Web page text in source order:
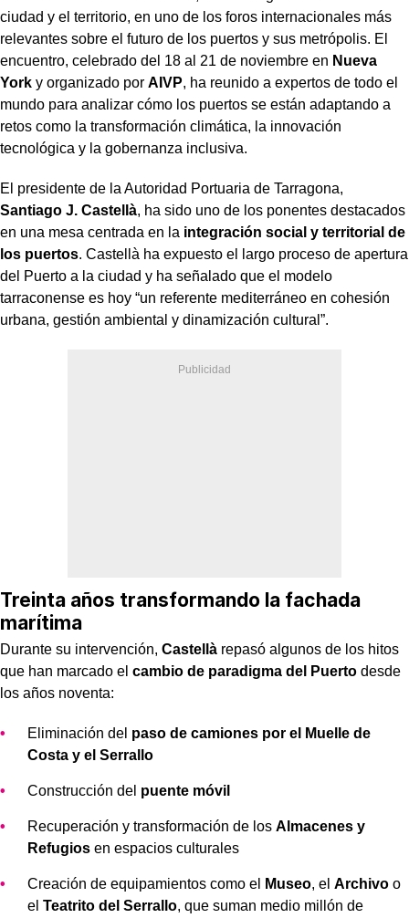
ciudad y el territorio, en uno de los foros internacionales más
relevantes sobre el futuro de los puertos y sus metrópolis. El
encuentro, celebrado del 18 al 21 de noviembre en Nueva
York y organizado por AIVP, ha reunido a expertos de todo el
mundo para analizar cómo los puertos se están adaptando a
retos como la transformación climática, la innovación
tecnológica y la gobernanza inclusiva.
El presidente de la Autoridad Portuaria de Tarragona,
Santiago J. Castellà, ha sido uno de los ponentes destacados
en una mesa centrada en la integración social y territorial de
los puertos. Castellà ha expuesto el largo proceso de apertura
del Puerto a la ciudad y ha señalado que el modelo
tarraconense es hoy “un referente mediterráneo en cohesión
urbana, gestión ambiental y dinamización cultural”.
Treinta años transformando la fachada
marítima
Durante su intervención, Castellà repasó algunos de los hitos
que han marcado el cambio de paradigma del Puerto desde
los años noventa:
Eliminación del paso de camiones por el Muelle de
Costa y el Serrallo
Construcción del puente móvil
Recuperación y transformación de los Almacenes y
Refugios en espacios culturales
Creación de equipamientos como el Museo, el Archivo o
el Teatrito del Serrallo, que suman medio millón de